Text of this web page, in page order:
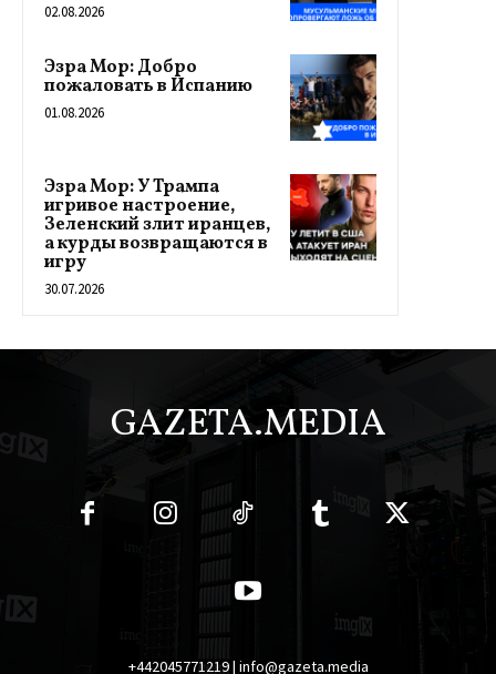
02.08.2026
Эзра Мор: Добро
пожаловать в Испанию
01.08.2026
Эзра Мор: У Трампа
игривое настроение,
Зеленский злит иранцев,
а курды возвращаются в
игру
30.07.2026
GAZETA.MEDIA
+442045771219 | info@gazeta.media